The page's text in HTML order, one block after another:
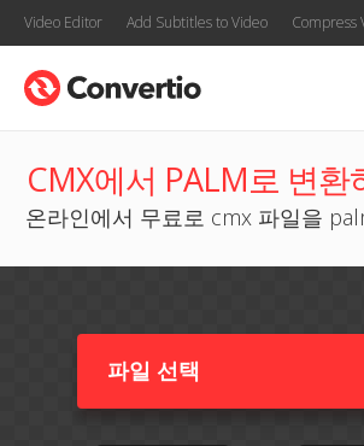
Video Editor Add Subtitles to Video Compress
CMX에서 PALM로 변환
온라인에서 무료로 cmx 파일을
파일 선택